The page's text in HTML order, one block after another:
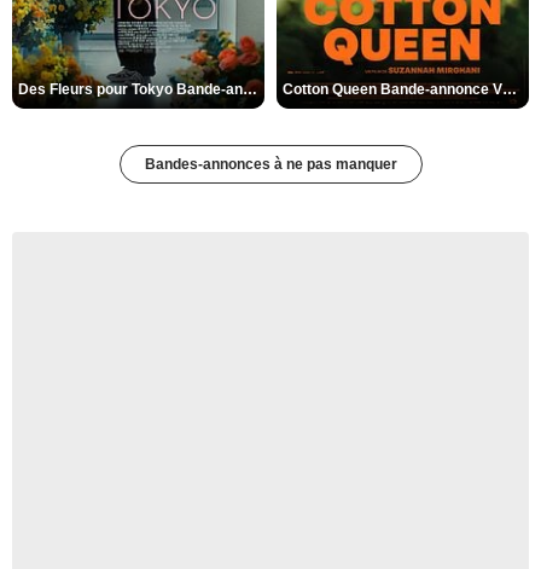
Des Fleurs pour Tokyo Bande-annonce VO STFR Cotton Queen Bande-annonce VO STFR
Bandes-annonces à ne pas manquer